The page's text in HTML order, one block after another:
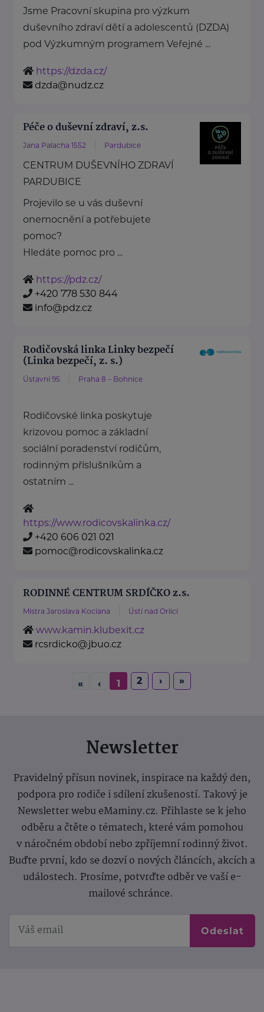
Jsme Pracovní skupina pro výzkum
duševního zdraví dětí a adolescentů (DZDA)
pod Výzkumným programem Veřejné ...
https://dzda.cz/
dzda@nudz.cz
Péče o duševní zdraví, z.s.
Jana Palacha 1552 Pardubice
CENTRUM DUŠEVNÍHO ZDRAVÍ
PARDUBICE
Projevilo se u vás duševní
onemocnění a potřebujete
pomoc?
Hledáte pomoc pro ...
https://pdz.cz/
+420 778 530 844
info@pdz.cz
Rodičovská linka Linky bezpečí
(Linka bezpečí, z. s.)
Ústavní 95 Praha 8 – Bohnice
Rodičovské linka poskytuje
krizovou pomoc a základní
sociální poradenství rodičům,
rodinným příslušníkům a
ostatním ...
https://www.rodicovskalinka.cz/
+420 606 021 021
pomoc@rodicovskalinka.cz
RODINNÉ CENTRUM SRDÍČKO z.s.
Mistra Jaroslava Kociana Ústí nad Orlicí
www.kamin.klubexit.cz
rcsrdicko@jbuo.cz
« ‹ 1 2 › »
Newsletter
Pravidelný přísun novinek, inspirace na každý den,
podpora pro rodiče i sdílení zkušeností. Takový je
Newsletter webu eMaminy.cz. Přihlaste se k jeho
odběru a čtěte o tématech, které vám pomohou
v náročném období nebo zpříjemní rodinný život.
Buďte první, kdo se dozví o nových článcích, akcích a
událostech. Prosíme, potvrďte odběr ve vaší e-
mailové schránce.
Odeslat